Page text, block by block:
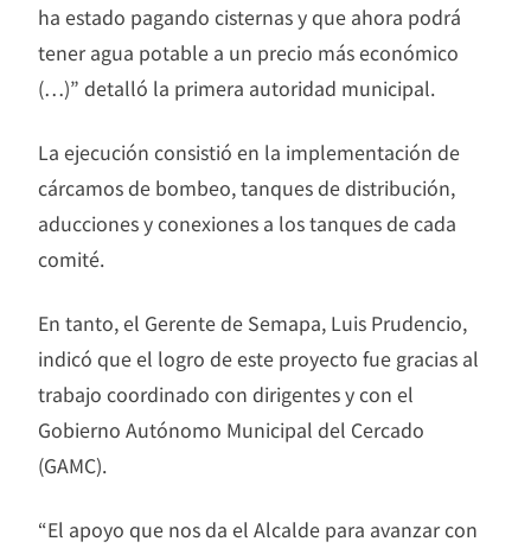
ha estado pagando cisternas y que ahora podrá
tener agua potable a un precio más económico
(…)” detalló la primera autoridad municipal.
La ejecución consistió en la implementación de
cárcamos de bombeo, tanques de distribución,
aducciones y conexiones a los tanques de cada
comité.
En tanto, el Gerente de Semapa, Luis Prudencio,
indicó que el logro de este proyecto fue gracias al
trabajo coordinado con dirigentes y con el
Gobierno Autónomo Municipal del Cercado
(GAMC).
“El apoyo que nos da el Alcalde para avanzar con